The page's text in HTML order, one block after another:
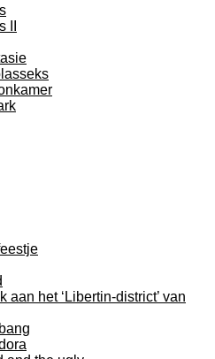
aan het ‘Libertin-district’ van